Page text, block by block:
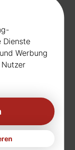
Dienste
Werbung